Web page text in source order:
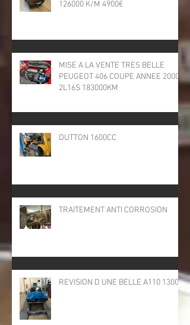
126000 K/M 4900€
MISE A LA VENTE TRES BELLE
PEUGEOT 406 COUPE ANNEE 2000
2L16S 183000KM
DUTTON 1600CC
TRAITEMENT ANTI CORROSION
REVISION D UNE BELLE A110 1300